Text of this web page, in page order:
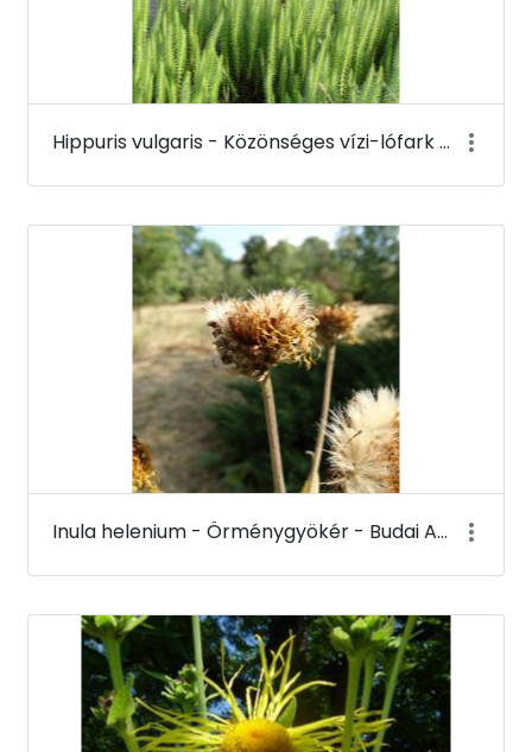
Hippuris vulgaris - Közönséges vízi-lófark - Budai Arborétum
Inula helenium - Örménygyökér - Budai Arborétum